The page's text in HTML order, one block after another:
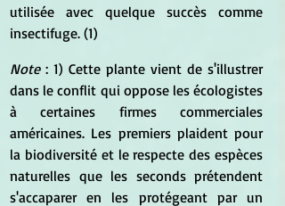
utilisée avec quelque succès comme
insectifuge. (1)
Note : 1) Cette plante vient de s'illustrer
dans le conflit qui oppose les écologistes
à certaines firmes commerciales
américaines. Les premiers plaident pour
la biodiversité et le respecte des espèces
naturelles que les seconds prétendent
s'accaparer en les protégeant par un